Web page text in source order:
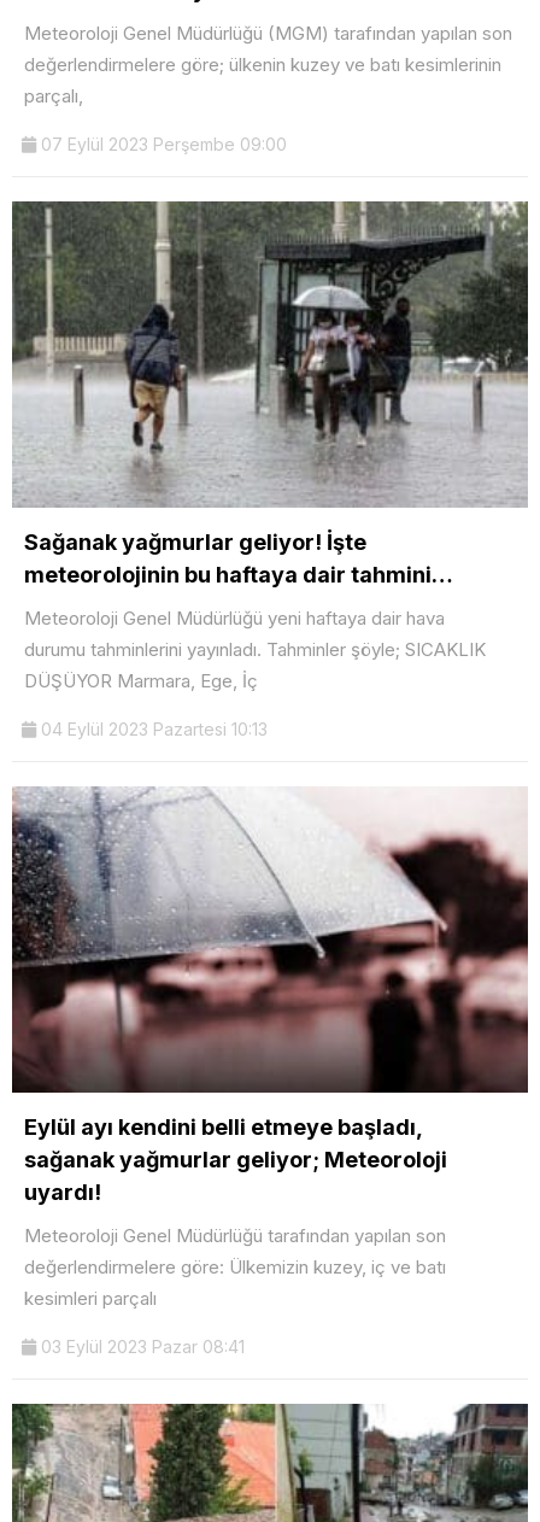
Meteoroloji Genel Müdürlüğü (MGM) tarafından yapılan son
değerlendirmelere göre; ülkenin kuzey ve batı kesimlerinin
parçalı,
07 Eylül 2023 Perşembe 09:00
Sağanak yağmurlar geliyor! İşte
meteorolojinin bu haftaya dair tahmini…
Meteoroloji Genel Müdürlüğü yeni haftaya dair hava
durumu tahminlerini yayınladı. Tahminler şöyle; SICAKLIK
DÜŞÜYOR Marmara, Ege, İç
04 Eylül 2023 Pazartesi 10:13
Eylül ayı kendini belli etmeye başladı,
sağanak yağmurlar geliyor; Meteoroloji
uyardı!
Meteoroloji Genel Müdürlüğü tarafından yapılan son
değerlendirmelere göre: Ülkemizin kuzey, iç ve batı
kesimleri parçalı
03 Eylül 2023 Pazar 08:41